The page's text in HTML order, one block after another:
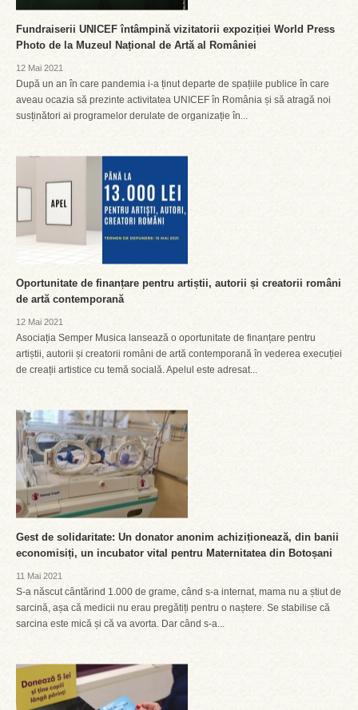
Fundraiserii UNICEF întâmpină vizitatorii expoziției World Press
Photo de la Muzeul Național de Artă al României
12 Mai 2021
După un an în care pandemia i-a ținut departe de spațiile publice în care
aveau ocazia să prezinte activitatea UNICEF în România și să atragă noi
susținători ai programelor derulate de organizație în...
Oportunitate de finanțare pentru artiștii, autorii și creatorii români
de artă contemporană
12 Mai 2021
Asociația Semper Musica lansează o oportunitate de finanțare pentru
artiștii, autorii și creatorii români de artă contemporană în vederea execuției
de creații artistice cu temă socială. Apelul este adresat...
Gest de solidaritate: Un donator anonim achiziționează, din banii
economisiți, un incubator vital pentru Maternitatea din Botoșani
11 Mai 2021
S-a născut cântărind 1.000 de grame, când s-a internat, mama nu a știut de
sarcină, așa că medicii nu erau pregătiți pentru o naștere. Se stabilise că
sarcina este mică și că va avorta. Dar când s-a...